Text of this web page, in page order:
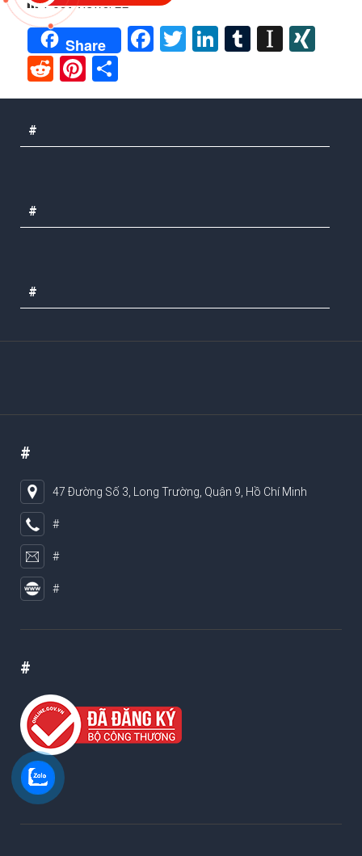
Post Views: 22
Share Facebook
TwitterLinkedIn
Tumblr
RedditPinterest
#
#
#
#
47 Đường Số 3, Long Trường, Quận 9, Hồ Chí Minh
#
#
#
#